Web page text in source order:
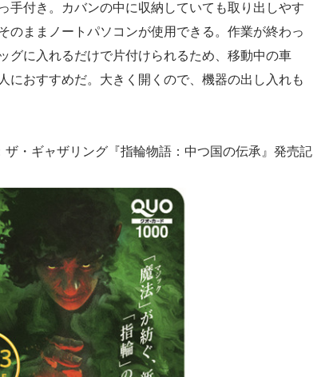
手付き。カバンの中に収納していても取り出しやす
のままノートパソコンが使用できる。作業が終わっ
グに入れるだけで片付けられるため、移動中の車
におすすめだ。大きく開くので、機器の出し入れも
・ギャザリング『指輪物語：中つ国の伝承』発売記